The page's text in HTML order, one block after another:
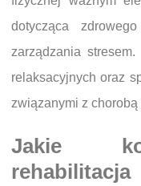
dotycząca
zarządzania
relaksacyjnych oraz
związanymi z chorobą
Jakie